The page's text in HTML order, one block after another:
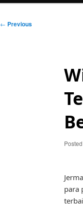
Post
← Previous
para